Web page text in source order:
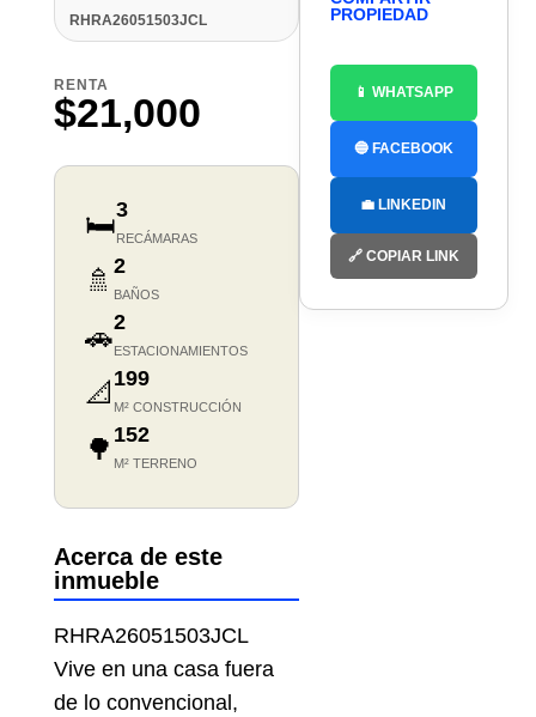
RHRA26051503JCL
RENTA
$21,000
🛏️3
RECÁMARAS
🚿 2
BAÑOS
🚗2
ESTACIONAMIENTOS
📐 199
M² CONSTRUCCIÓN
🌳 152
M² TERRENO
Acerca de este
inmueble
RHRA26051503JCL
Vive en una casa fuera
de lo convencional,
PROPIEDAD
📱 WHATSAPP
🔵 FACEBOOK
💼 LINKEDIN
🔗 COPIAR LINK